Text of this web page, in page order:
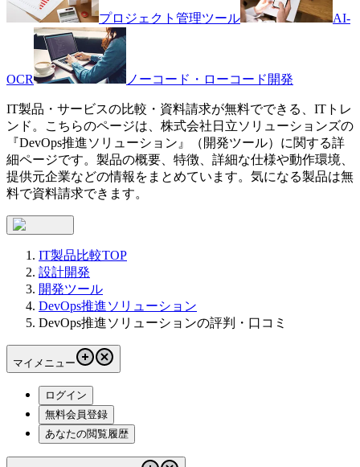
プロジェクト管理ツール AI-
OCR ノーコード・ローコード開発
IT製品・サービスの比較・資料請求が無料でできる、ITトレ
ンド。こちらのページは、 株式会社日立ソリューションズの
『DevOps推進ソリューション 』（ 開発ツール）に関する詳
細ページです。製品の概要、特徴、詳細な仕様や動作環境、
提供元企業などの情報をまとめています。気になる製品は無
料で資料請求できます。
IT製品比較TOP
設計開発
開発ツール
DevOps推進ソリューション
DevOps推進ソリューションの評判・口コミ
マイメニュー
ログイン
無料会員登録
あなたの閲覧履歴